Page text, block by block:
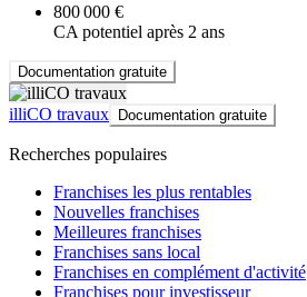
800 000 €
CA potentiel après 2 ans
Documentation gratuite
illiCO travaux Documentation gratuite
Recherches populaires
Franchises les plus rentables
Nouvelles franchises
Meilleures franchises
Franchises sans local
Franchises en complément d'activité
Franchises pour investisseur